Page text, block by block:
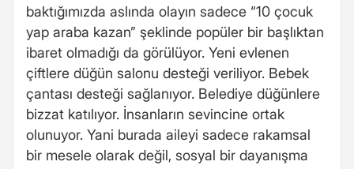
baktığımızda aslında olayın sadece “10 çocuk
yap araba kazan” şeklinde popüler bir başlıktan
ibaret olmadığı da görülüyor. Yeni evlenen
çiftlere düğün salonu desteği veriliyor. Bebek
çantası desteği sağlanıyor. Belediye düğünlere
bizzat katılıyor. İnsanların sevincine ortak
olunuyor. Yani burada aileyi sadece rakamsal
bir mesele olarak değil, sosyal bir dayanışma